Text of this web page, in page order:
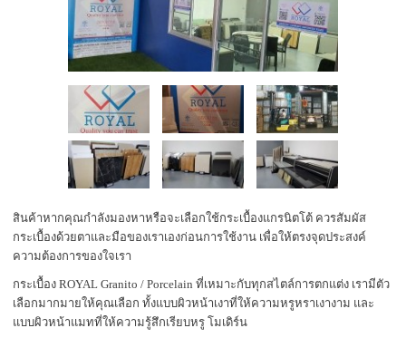
สินค้าหากคุณกำลังมองหาหรือจะเลือกใช้กระเบื้องแกรนิตโต้ ควรสัมผัส
กระเบื้องด้วยตาและมือของเราเองก่อนการใช้งาน เพื่อให้ตรงจุดประสงค์
ความต้องการของใจเรา
กระเบื้อง ROYAL Granito / Porcelain ที่เหมาะกับทุกสไตล์การตกแต่ง เรามีตัว
เลือกมากมายให้คุณเลือก ทั้งแบบผิวหน้าเงาที่ให้ความหรูหราเงางาม และ
แบบผิวหน้าแมทที่ให้ความรู้สึกเรียบหรู โมเดิร์น